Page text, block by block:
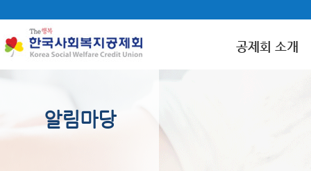
공제회 소개
알림마당